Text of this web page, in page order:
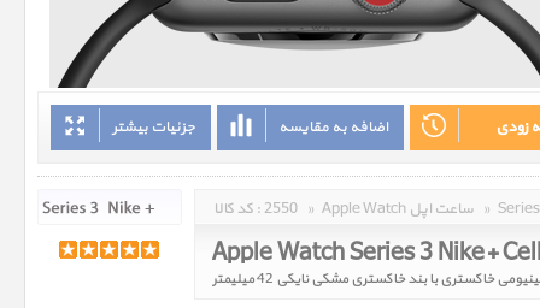
جزئیات بیشتر اضافه به مقایسه زودی
کد کالا : 2550 » Apple Watch ساعت اپل »